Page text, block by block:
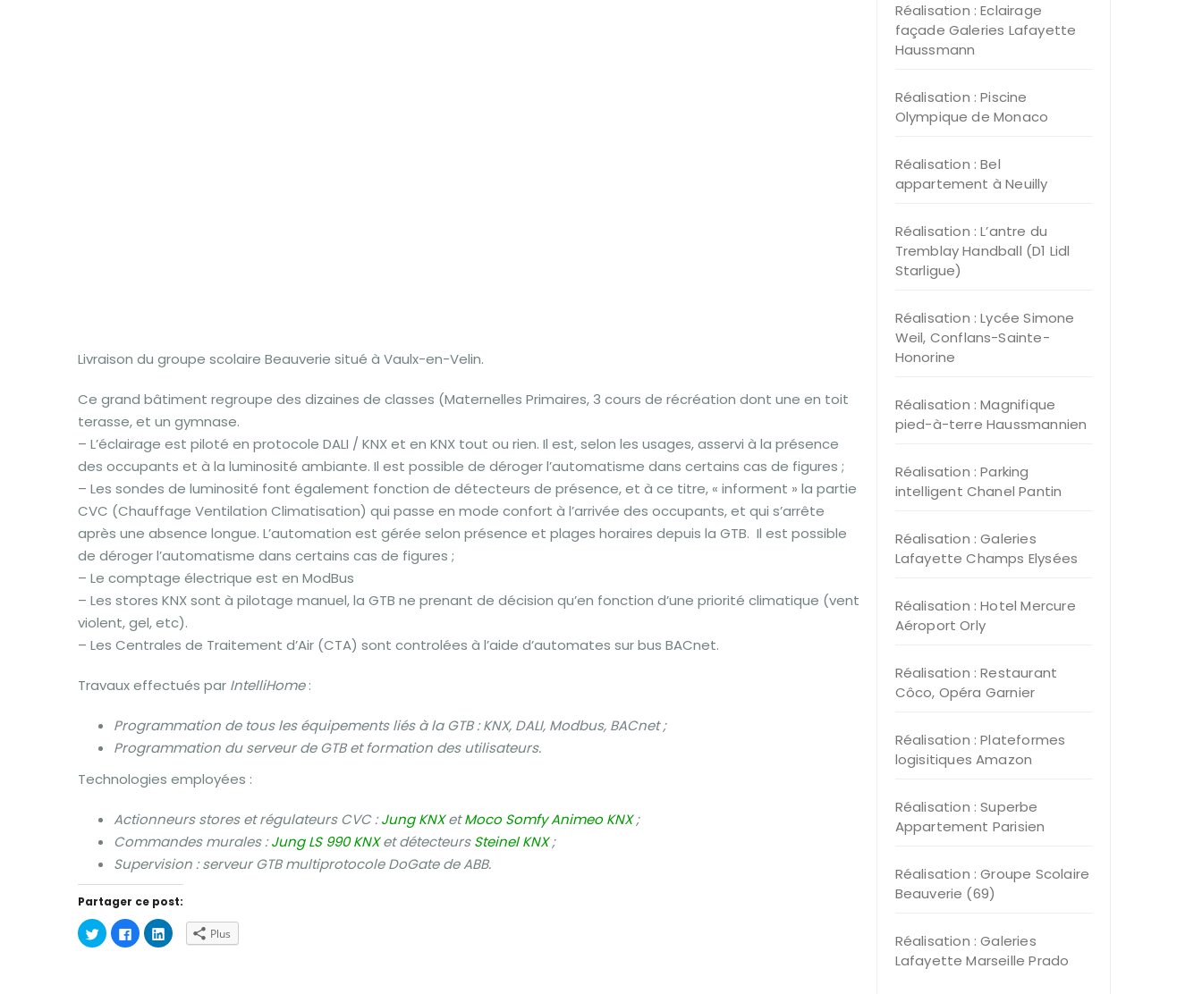
Livraison du groupe scolaire Beauverie situé à Vaulx-en-Velin.
Ce grand bâtiment regroupe des dizaines de classes (Maternelles Primaires, 3 cours de récréation dont une en toit
terasse, et un gymnase.
– L’éclairage est piloté en protocole DALI / KNX et en KNX tout ou rien. Il est, selon les usages, asservi à la présence
des occupants et à la luminosité ambiante. Il est possible de déroger l’automatisme dans certains cas de figures ;
– Les sondes de luminosité font également fonction de détecteurs de présence, et à ce titre, « informent » la partie
CVC (Chauffage Ventilation Climatisation) qui passe en mode confort à l’arrivée des occupants, et qui s’arrête
après une absence longue. L’automation est gérée selon présence et plages horaires depuis la GTB. Il est possible
de déroger l’automatisme dans certains cas de figures ;
– Le comptage électrique est en ModBus
– Les stores KNX sont à pilotage manuel, la GTB ne prenant de décision qu’en fonction d’une priorité climatique (vent
violent, gel, etc).
– Les Centrales de Traitement d’Air (CTA) sont controlées à l’aide d’automates sur bus BACnet.
Travaux effectués par IntelliHome:
Programmation de tous les équipements liés à la GTB : KNX, DALI, Modbus, BACnet ;
Programmation du serveur de GTB et formation des utilisateurs.
Technologies employées :
Actionneurs stores et régulateurs CVC :Jung KNXetMoco Somfy Animeo KNX;
Commandes murales :Jung LS 990 KNXet détecteursSteinel KNX ;
Supervision : serveur GTB multiprotocole DoGate de ABB.
Partager ce post:
Cliquez
pour
partager
Cliquez
pour
partager
Cliquez
pour Plus
Réalisation : Eclairage
façade Galeries Lafayette
Haussmann
Réalisation : Piscine
Olympique de Monaco
Réalisation : Bel
appartement à Neuilly
Réalisation : L’antre du
Tremblay Handball (D1 Lidl
Starligue)
Réalisation : Lycée Simone
Weil, Conflans-Sainte-
Honorine
Réalisation : Magnifique
pied-à-terre Haussmannien
Réalisation : Parking
intelligent Chanel Pantin
Réalisation : Galeries
Lafayette Champs Elysées
Réalisation : Hotel Mercure
Aéroport Orly
Réalisation : Restaurant
Côco, Opéra Garnier
Réalisation : Plateformes
logisitiques Amazon
Réalisation : Superbe
Appartement Parisien
Réalisation : Groupe Scolaire
Beauverie (69)
Réalisation : Galeries
Lafayette Marseille Prado